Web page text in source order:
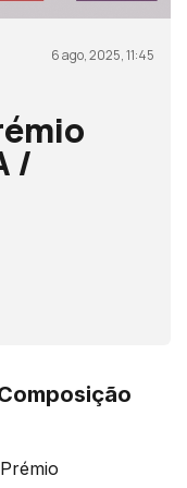
6 ago, 2025, 11:45
/